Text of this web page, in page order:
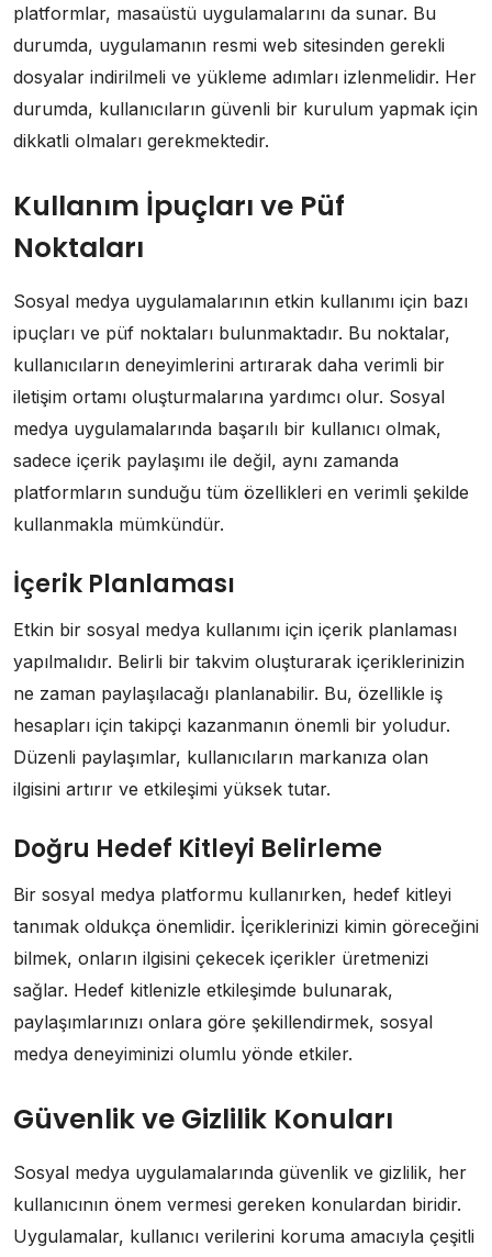
platformlar, masaüstü uygulamalarını da sunar. Bu
durumda, uygulamanın resmi web sitesinden gerekli
dosyalar indirilmeli ve yükleme adımları izlenmelidir. Her
durumda, kullanıcıların güvenli bir kurulum yapmak için
dikkatli olmaları gerekmektedir.
Kullanım İpuçları ve Püf
Noktaları
Sosyal medya uygulamalarının etkin kullanımı için bazı
ipuçları ve püf noktaları bulunmaktadır. Bu noktalar,
kullanıcıların deneyimlerini artırarak daha verimli bir
iletişim ortamı oluşturmalarına yardımcı olur. Sosyal
medya uygulamalarında başarılı bir kullanıcı olmak,
sadece içerik paylaşımı ile değil, aynı zamanda
platformların sunduğu tüm özellikleri en verimli şekilde
kullanmakla mümkündür.
İçerik Planlaması
Etkin bir sosyal medya kullanımı için içerik planlaması
yapılmalıdır. Belirli bir takvim oluşturarak içeriklerinizin
ne zaman paylaşılacağı planlanabilir. Bu, özellikle iş
hesapları için takipçi kazanmanın önemli bir yoludur.
Düzenli paylaşımlar, kullanıcıların markanıza olan
ilgisini artırır ve etkileşimi yüksek tutar.
Doğru Hedef Kitleyi Belirleme
Bir sosyal medya platformu kullanırken, hedef kitleyi
tanımak oldukça önemlidir. İçeriklerinizi kimin göreceğini
bilmek, onların ilgisini çekecek içerikler üretmenizi
sağlar. Hedef kitlenizle etkileşimde bulunarak,
paylaşımlarınızı onlara göre şekillendirmek, sosyal
medya deneyiminizi olumlu yönde etkiler.
Güvenlik ve Gizlilik Konuları
Sosyal medya uygulamalarında güvenlik ve gizlilik, her
kullanıcının önem vermesi gereken konulardan biridir.
Uygulamalar, kullanıcı verilerini koruma amacıyla çeşitli